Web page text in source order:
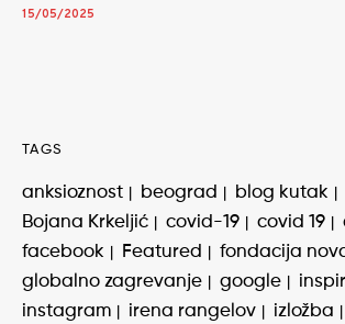
15/05/2025
TAGS
anksioznost beograd
blog kutak
Bojana Krkeljić
covid-19 covid 19
facebook
Featured
fondacija
globalno zagrevanje
google
instagram
irena rangelov izložba